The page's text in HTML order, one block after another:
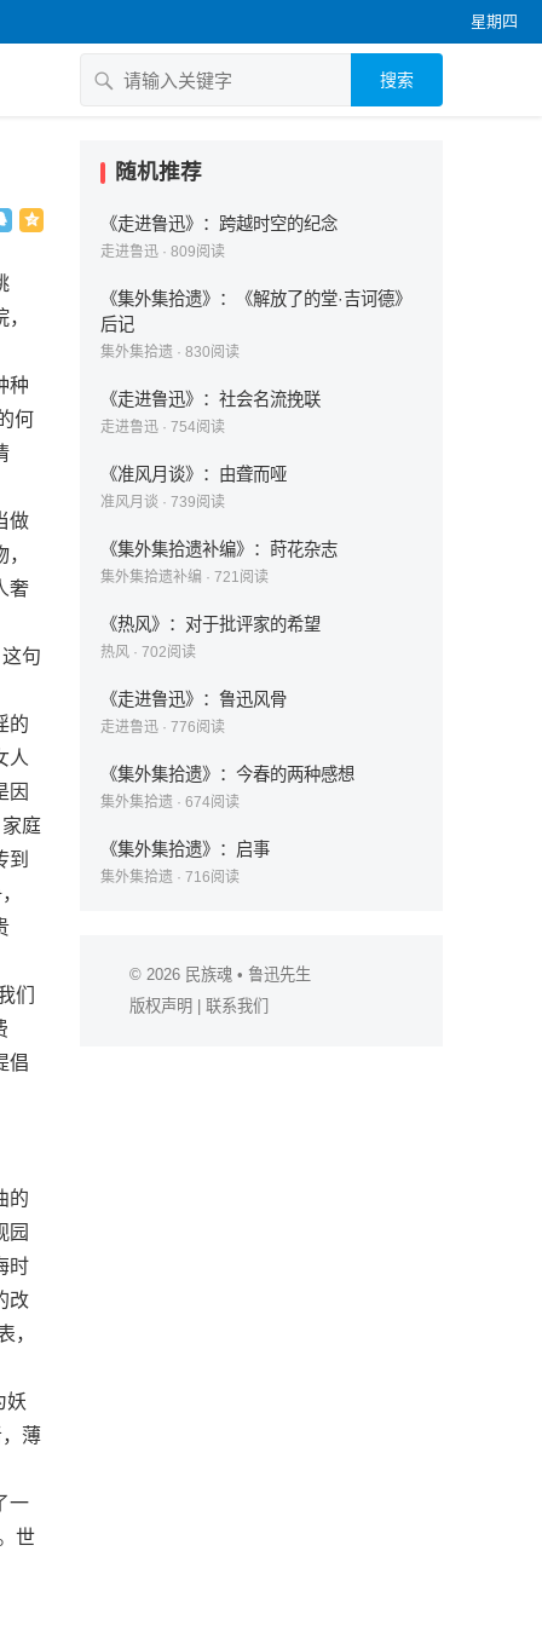
星期四
搜索
种
何
做
奢
句
的
人
因
庭
到
们
倡
的
园
时
改
，
妖
薄
一
世
随机推荐
《走进鲁迅》：跨越时空的纪念
走进鲁迅 · 809阅读
《集外集拾遗》：《解放了的堂·吉诃德》
后记
集外集拾遗 · 830阅读
《走进鲁迅》：社会名流挽联
走进鲁迅 · 754阅读
《准风月谈》：由聋而哑
准风月谈 · 739阅读
《集外集拾遗补编》：莳花杂志
集外集拾遗补编 · 721阅读
《热风》：对于批评家的希望
热风 · 702阅读
《走进鲁迅》：鲁迅风骨
走进鲁迅 · 776阅读
《集外集拾遗》：今春的两种感想
集外集拾遗 · 674阅读
《集外集拾遗》：启事
集外集拾遗 · 716阅读
© 2026 民族魂 • 鲁迅先生
版权声明
联系我们